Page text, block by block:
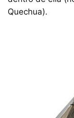
Quechua).